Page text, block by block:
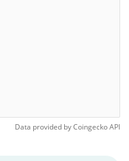
Data provided byCoingeckoAPI